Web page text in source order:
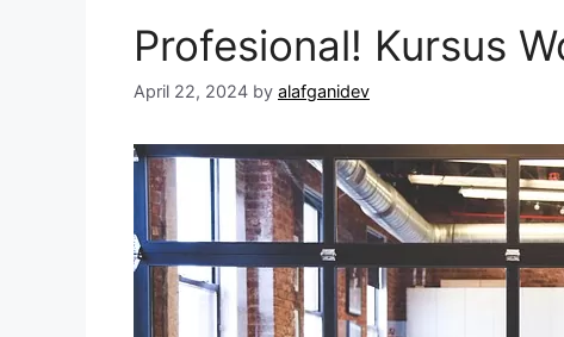
Profesional! Kursus
April 22, 2024 by alafganidev